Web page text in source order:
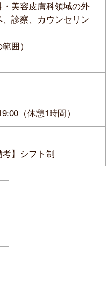
・美容皮膚科領域の外
診察、カウンセリン
囲）
（休憩1時間）
考】シフト制